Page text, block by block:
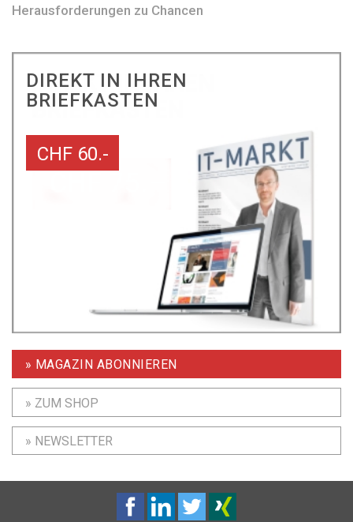
Herausforderungen zu Chancen
DIREKT IN IHREN
BRIEFKASTEN
CHF 60.-
» MAGAZIN ABONNIEREN
» ZUM SHOP
» NEWSLETTER